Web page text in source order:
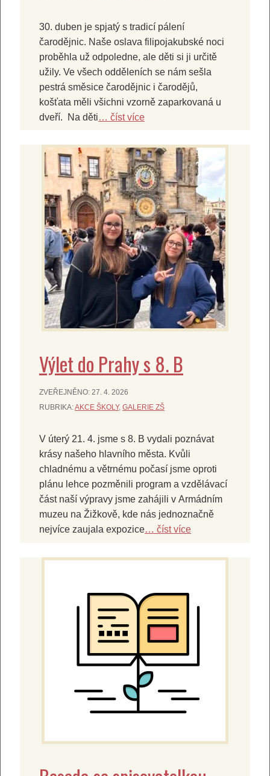
30. duben je spjatý s tradicí pálení
čarodějnic. Naše oslava filipojakubské noci
proběhla už odpoledne, ale děti si ji určitě
užily. Ve všech odděleních se nám sešla
pestrá směsice čarodějnic i čarodějů,
košťata měli všichni vzorně zaparkovaná u
dveří. Na děti… číst více
Výlet do Prahy s 8. B
ZVEŘEJNĚNO: 27. 4. 2026
RUBRIKA:AKCE ŠKOLY, GALERIE ZŠ
V úterý 21. 4. jsme s 8. B vydali poznávat
krásy našeho hlavního města. Kvůli
chladnému a větrnému počasí jsme oproti
plánu lehce pozměnili program a vzdělávací
část naší výpravy jsme zahájili v Armádním
muzeu na Žižkově, kde nás jednoznačně
nejvíce zaujala expozice… číst více